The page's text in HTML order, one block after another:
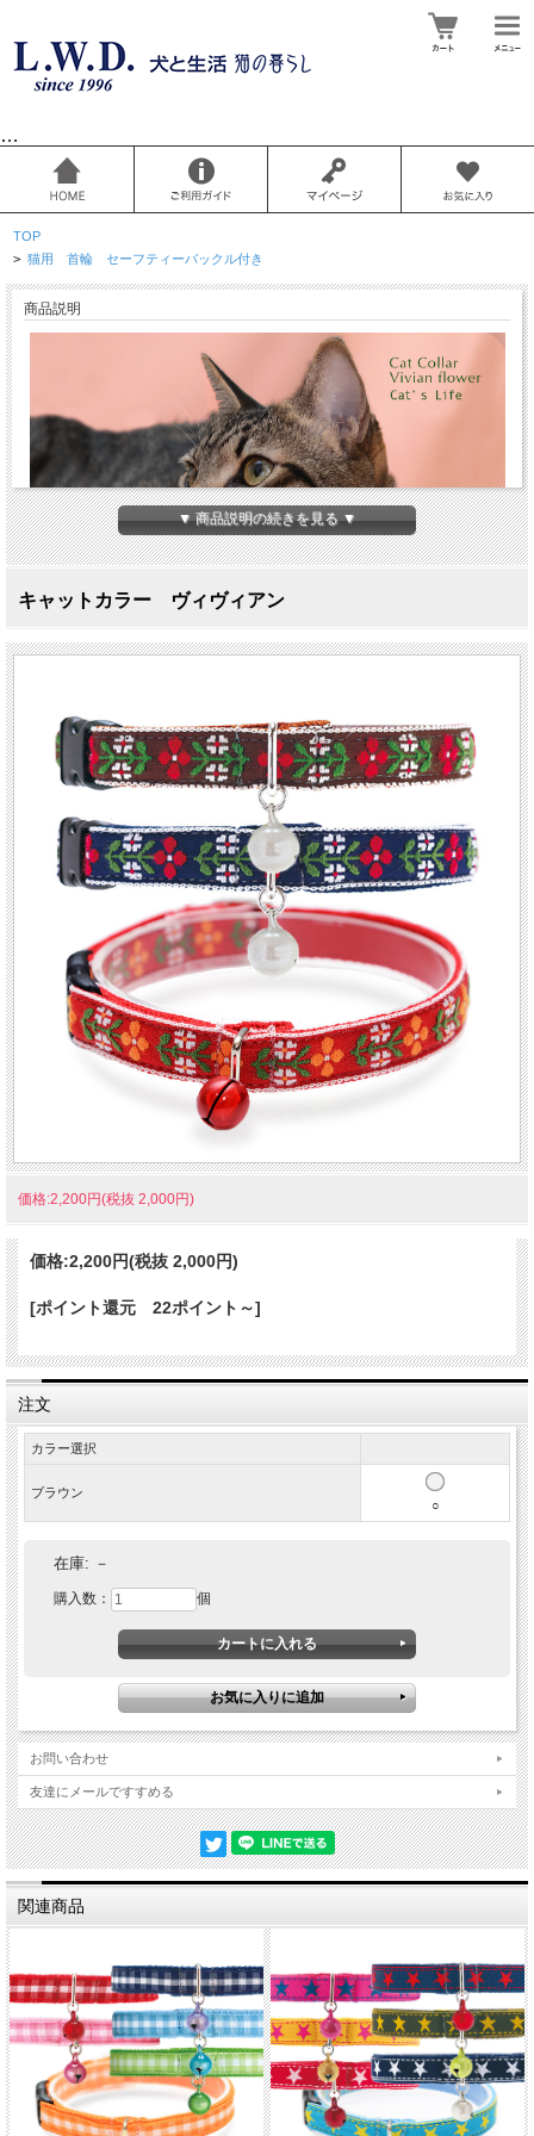
…
TOP
> 猫用 首輪 セーフティーバックル付き
商品説明
優しい素材のキャットカラー
キャットカラー ヴィヴィアン
猫の暮らしのキャットカラーは、豊富なバリエーションで必ずおうちのニャンコ
に似合うカラーが見つかります。毛と肌を痛めない肌当たりの柔らかな素材を使
いながらもしっかりと丁寧な縫製で丈夫に作られています。バックルは負荷がか
かると外れる安全設計です。
ヴィヴィアンは、ちょっとだけ懐かしい雰囲気が可愛いらしい首輪です。
▼ 商品説明の続きを見る ▼
キャットカラー ヴィヴィアン
価格:2,200円(税抜 2,000円)
価格:2,200円(税抜 2,000円)
[ポイント還元 22ポイント～]
注文
カラー選択
ブラウン
○
在庫: －
購入数： 個
お問い合わせ
友達にメールですすめる
関連商品